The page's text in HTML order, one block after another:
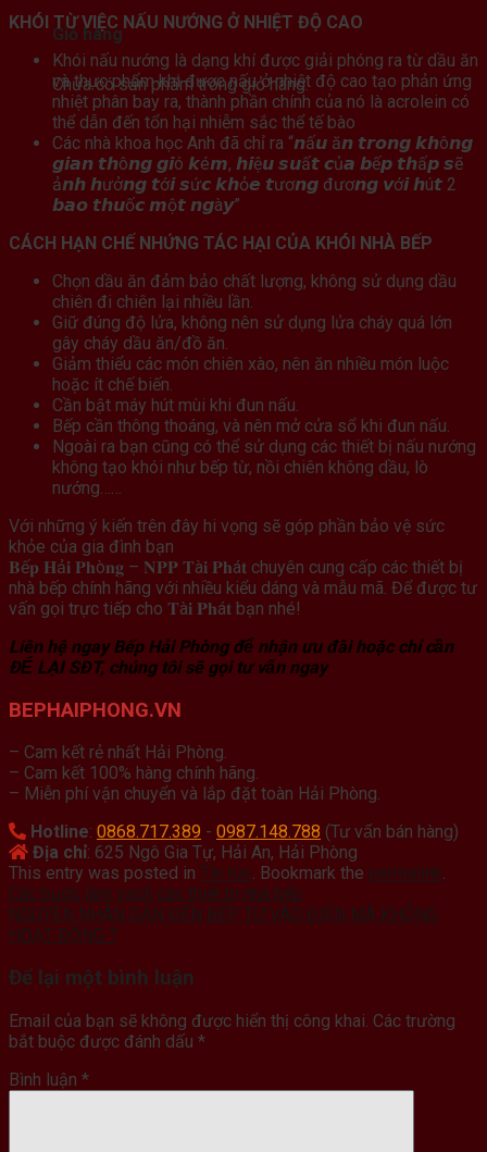
Giỏ hàng
Chưa có sản phẩm trong giỏ hàng.
KHÓI TỪ VIỆC NẤU NƯỚNG Ở NHIỆT ĐỘ CAO
Khói nấu nướng là dạng khí được giải phóng ra từ dầu ăn
và thực phẩm khi được nấu ở nhiệt độ cao tạo phản ứng
nhiệt phân bay ra, thành phần chính của nó là acrolein có
thể dẫn đến tổn hại nhiễm sắc thể tế bào
Các nhà khoa học Anh đã chỉ ra “𝙣ấ𝙪 ă𝙣 𝙩𝙧𝙤𝙣𝙜 𝙠𝙝ô𝙣𝙜
𝙜𝙞𝙖𝙣 𝙩𝙝ô𝙣𝙜 𝙜𝙞ó 𝙠é𝙢, 𝙝𝙞ệ𝙪 𝙨𝙪ấ𝙩 𝙘ủ𝙖 𝙗ế𝙥 𝙩𝙝ấ𝙥 𝙨ẽ
ả𝙣𝙝 𝙝ưở𝙣𝙜 𝙩ớ𝙞 𝙨ứ𝙘 𝙠𝙝ỏ𝙚 𝙩ươ𝙣𝙜 đươ𝙣𝙜 𝙫ớ𝙞 𝙝ú𝙩 2
𝙗𝙖𝙤 𝙩𝙝𝙪ố𝙘 𝙢ộ𝙩 𝙣𝙜à𝙮”
CÁCH HẠN CHẾ NHỨNG TÁC HẠI CỦA KHÓI NHÀ BẾP
Chọn dầu ăn đảm bảo chất lượng, không sử dụng dầu
chiên đi chiên lại nhiều lần.
Giữ đúng độ lửa, không nên sử dụng lửa cháy quá lớn
gây cháy dầu ăn/đồ ăn.
Giảm thiểu các món chiên xào, nên ăn nhiều món luộc
hoặc ít chế biến.
Cần bật máy hút mùi khi đun nấu.
Bếp cần thông thoáng, và nên mở cửa sổ khi đun nấu.
Ngoài ra bạn cũng có thể sử dụng các thiết bị nấu nướng
không tạo khói như bếp từ, nồi chiên không dầu, lò
nướng……
Với những ý kiến trên đây hi vọng sẽ góp phần bảo vệ sức
khỏe của gia đình bạn
𝐁ế𝐩 𝐇ả𝐢 𝐏𝐡ò𝐧𝐠 – 𝐍𝐏𝐏 𝐓à𝐢 𝐏𝐡á𝐭 chuyên cung cấp các thiết bị
nhà bếp chính hãng với nhiều kiểu dáng và mẫu mã. Để được tư
vấn gọi trực tiếp cho 𝐓à𝐢 𝐏𝐡á𝐭 bạn nhé!
Liên hệ ngay Bếp Hải Phòng để nhận ưu đãi hoặc chỉ cần
ĐỂ LẠI SĐT, chúng tôi sẽ gọi tư vấn ngay
BEPHAIPHONG.VN
– Cam kết rẻ nhất Hải Phòng.
– Cam kết 100% hàng chính hãng.
– Miễn phí vận chuyển và lắp đặt toàn Hải Phòng.
Hotline: 0868.717.389 - 0987.148.788 (Tư vấn bán hàng)
Địa chỉ: 625 Ngô Gia Tự, Hải An, Hải Phòng
This entry was posted in Tin tức. Bookmark the permalink.
Các bước làm sạch các thiết bị nhà bếp
NGUYÊN NHÂN DẪN ĐẾN BẾP TỪ VÀO ĐIỆN MÀ KHÔNG
HOẠT ĐỘNG ?
Để lại một bình luận
Email của bạn sẽ không được hiển thị công khai. Các trường
bắt buộc được đánh dấu *
Bình luận *